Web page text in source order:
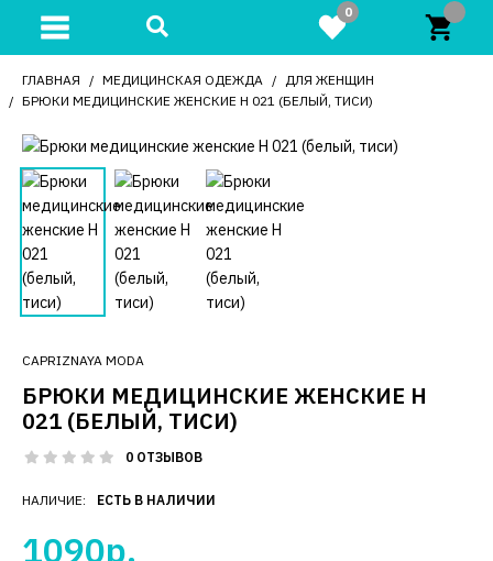
0
ГЛАВНАЯ МЕДИЦИНСКАЯ ОДЕЖДА
ДЛЯ ЖЕНЩИН
БРЮКИ МЕДИЦИНСКИЕ ЖЕНСКИЕ Н 021 (БЕЛЫЙ, ТИСИ)
CAPRIZNAYA MODA
БРЮКИ МЕДИЦИНСКИЕ ЖЕНСКИЕ Н
021 (БЕЛЫЙ, ТИСИ)
0 ОТЗЫВОВ
НАЛИЧИЕ: ЕСТЬ В НАЛИЧИИ
1090р.